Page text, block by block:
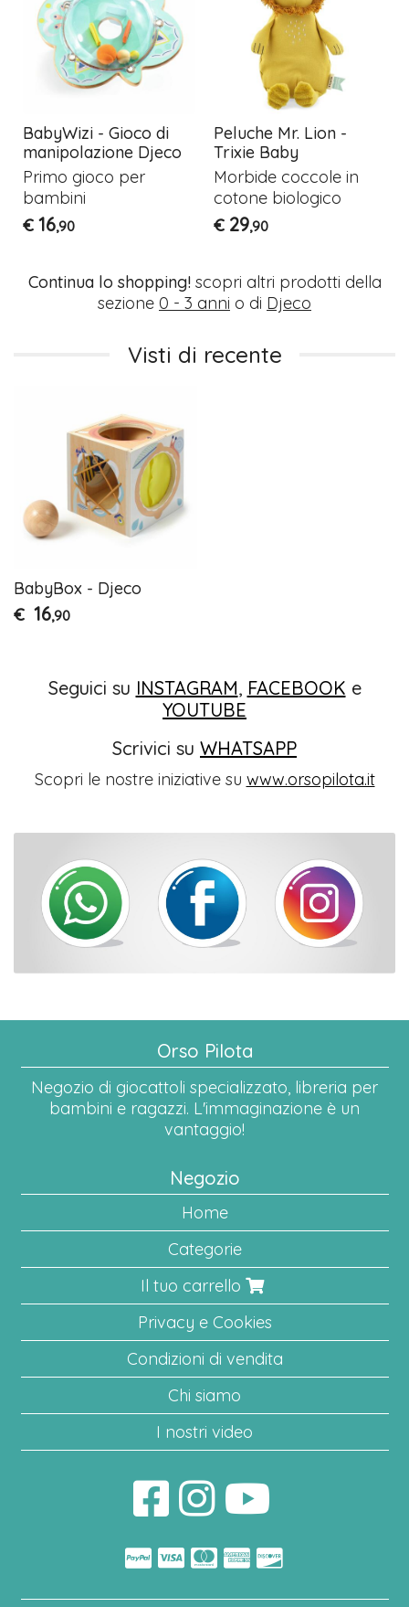
BabyWizi - Gioco di
manipolazione Djeco
Primo gioco per
bambini
€ 16,90
Peluche Mr. Lion -
Trixie Baby
Morbide coccole in
cotone biologico
€ 29,90
Continua lo shopping!scopri altri prodotti della
sezione 0 - 3 anni o di Djeco
Visti di recente
BabyBox - Djeco
€ 16,90
Seguici su INSTAGRAM, FACEBOOK e
YOUTUBE
Scrivici su WHATSAPP
Scopri le nostre iniziative su www.orsopilota.it
Orso Pilota
Negozio di giocattoli specializzato, libreria per
bambini e ragazzi. L'immaginazione è un
vantaggio!
Negozio
Home
Categorie
Il tuo carrello
Privacy e Cookies
Condizioni di vendita
Chi siamo
I nostri video